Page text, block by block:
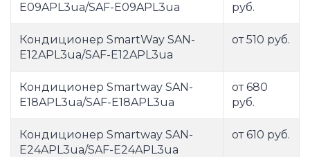
E09APL3ua/SAF-E09APL3ua
руб.
Кондиционер SmartWay SAN-
E12APL3ua/SAF-E12APL3ua
от 510 руб.
Кондиционер Smartway SAN-
E18APL3ua/SAF-E18APL3ua
от 680
руб.
Кондиционер Smartway SAN-
E24APL3ua/SAF-E24APL3ua
от 610 руб.